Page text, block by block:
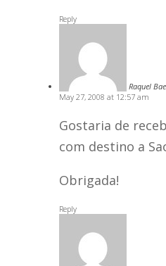
Reply
Raquel
May 27, 2008 at 12:57 am
Gostaria de
com destino a
Obrigada!
Reply